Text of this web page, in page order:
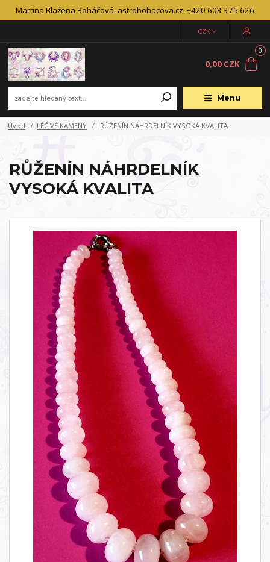
Martina Blažena Boháčová, astrobohacova.cz, +420 603 375 626
Menu
CZK
0
0,00 CZK
Úvod LÉČIVÉ KAMENY RŮŽENÍN NÁHRDELNÍK VYSOKÁ KVALITA
RŮŽENÍN NÁHRDELNÍK
VYSOKÁ KVALITA